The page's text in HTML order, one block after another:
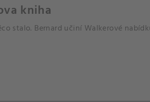
kniha
stalo. Bernard učiní Walkerové